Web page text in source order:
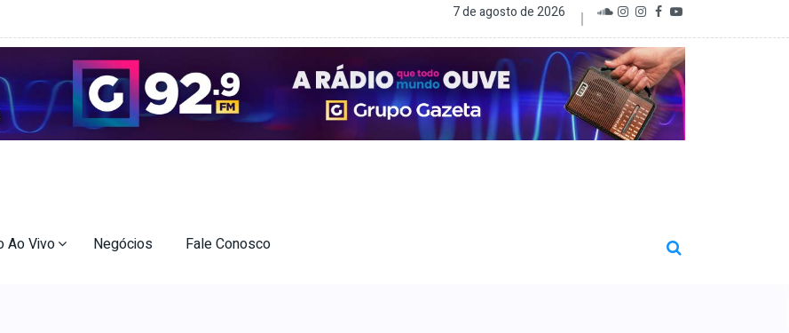
7 de agosto de 2026
Ao Vivo Negócios Fale Conosco